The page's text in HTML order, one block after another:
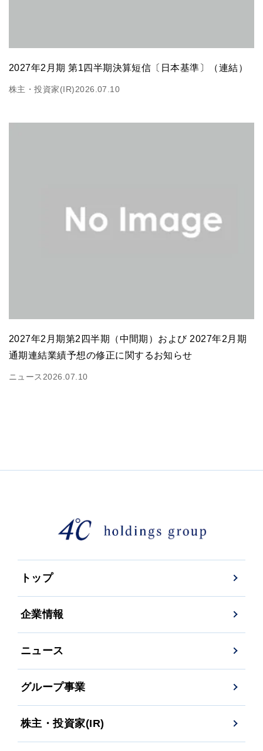
2027年2月期 第1四半期決算短信〔日本基準〕（連結）
株主・投資家(IR)2026.07.10
2027年2月期第2四半期（中間期）および 2027年2月期
通期連結業績予想の修正に関するお知らせ
ニュース 2026.07.10
トップ
企業情報
ニュース
グループ事業
株主・投資家(IR)